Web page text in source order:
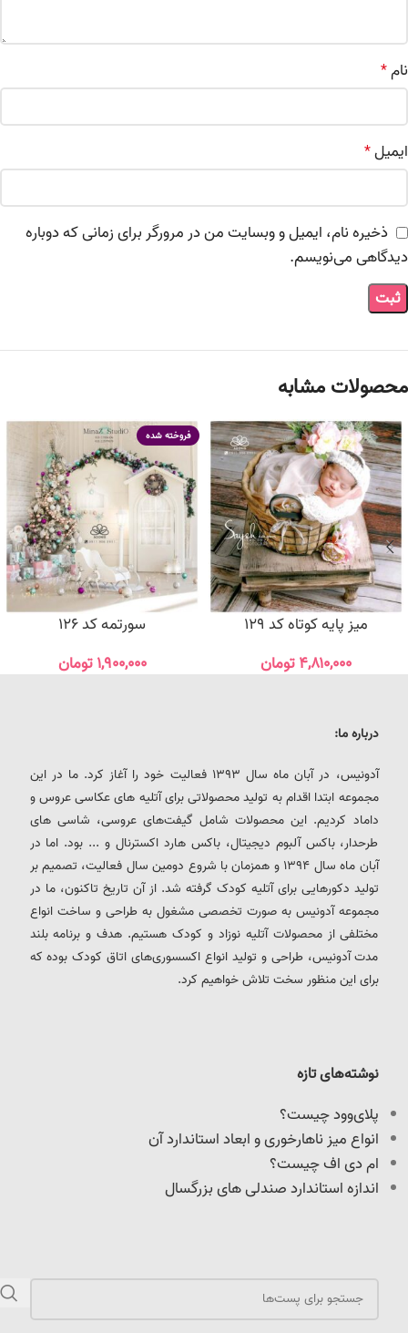
نام*
ایمیل*
ذخیره نام، ایمیل و وبسایت من در مرورگر برای زمانی که دوباره
دیدگاهی می‌نویسم.
محصولات مشابه
میز پایه کوتاه کد 129
۴,۸۱۰,۰۰۰تومان
فروخته شده
سورتمه کد 126
۱,۹۰۰,۰۰۰ تومان
نوشته‌های تازه
پلای‌وود چیست؟
انواع میز ناهارخوری و ابعاد استاندارد آن
ام دی اف چیست؟
اندازه استاندارد صندلی های بزرگسال
درباره ما:
آدونیس، در آبان ماه سال 1393 فعالیت خود را آغاز کرد. ما در این
مجموعه ابتدا اقدام به تولید محصولاتی برای آتلیه های عکاسی عروس و
داماد کردیم. این محصولات شامل گیفت‌های عروسی، شاسی های
طرحدار، باکس آلبوم دیجیتال، باکس هارد اکسترنال و ... بود. اما در
آبان ماه سال 1394 و همزمان با شروع دومین سال فعالیت، تصمیم بر
تولید دکورهایی برای آتلیه کودک گرفته شد. از آن تاریخ تاکنون، ما در
مجموعه آدونیس به صورت تخصصی مشغول به طراحی و ساخت انواع
مختلفی از محصولات آتلیه نوزاد و کودک هستیم. هدف و برنامه بلند
مدت آدونیس، طراحی و تولید انواع اکسسوری‌های اتاق کودک بوده که
برای این منظور سخت تلاش خواهیم کرد.